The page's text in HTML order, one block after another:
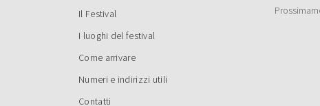
Il Festival
I luoghi del festival
Come arrivare
Numeri e indirizzi utili
Contatti